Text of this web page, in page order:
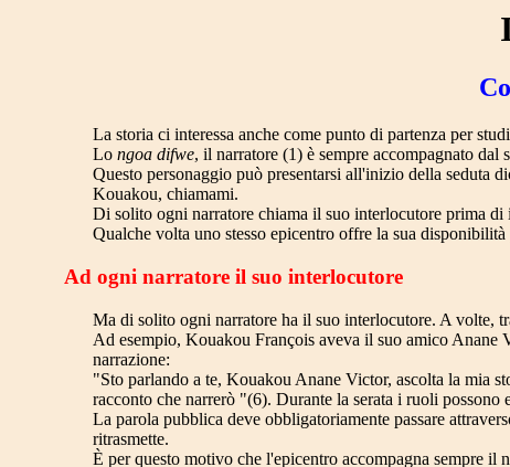
La storia ci interessa anche come punto di partenza per
Lo ngoa difwe, il narratore (1) è sempre accompagnato dal
Questo personaggio può presentarsi all'inizio della seduta
Kouakou, chiamami.
Di solito ogni narratore chiama il suo interlocutore prima
Qualche volta uno stesso epicentro offre la sua
Ad ogni narratore il suo interlocutore
Ma di solito ogni narratore ha il suo interlocutore. A volte,
Ad esempio, Kouakou François aveva il suo amico Anane
narrazione:
"Sto parlando a te, Kouakou Anane Victor, ascolta la mia
racconto che narrerò "(6). Durante la serata i ruoli
La parola pubblica deve obbligatoriamente passare
ritrasmette.
È per questo motivo che l'epicentro accompagna sempre il